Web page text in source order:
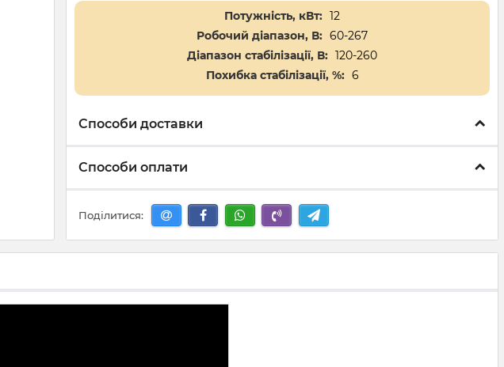
Потужність, кВт: 12
Робочий діапазон, В: 60-267
Діапазон стабілізації, В: 120-260
Похибка стабілізації, %: 6
Способи доставки
Способи оплати
Поділитися: